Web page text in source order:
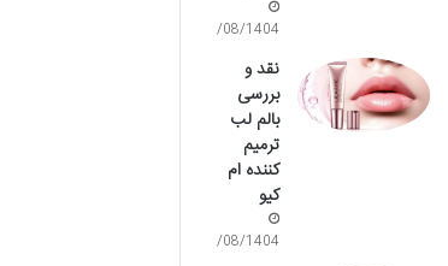
15/08/1404
نقد و
بررسی
بالم لب
ترمیم
کننده ام
کیو
14/08/1404